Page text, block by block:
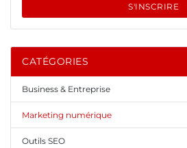
S'INSCRIRE
CATÉGORIES
Business & Entreprise
Marketing numérique
Outils SEO